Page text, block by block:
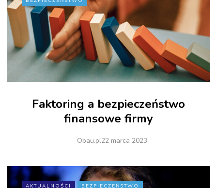
Faktoring a bezpieczeństwo
finansowe firmy
Obau.pl22 marca 2023
AKTUALNOŚCI
BEZPIECZEŃSTWO